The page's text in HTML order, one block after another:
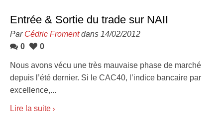
Entrée & Sortie du trade sur NAII
Par Cédric Fromentdans 14/02/2012
0
0
Nous avons vécu une très mauvaise phase de marché
depuis l’été dernier. Si le CAC40, l’indice bancaire par
excellence,...
Lire la suite